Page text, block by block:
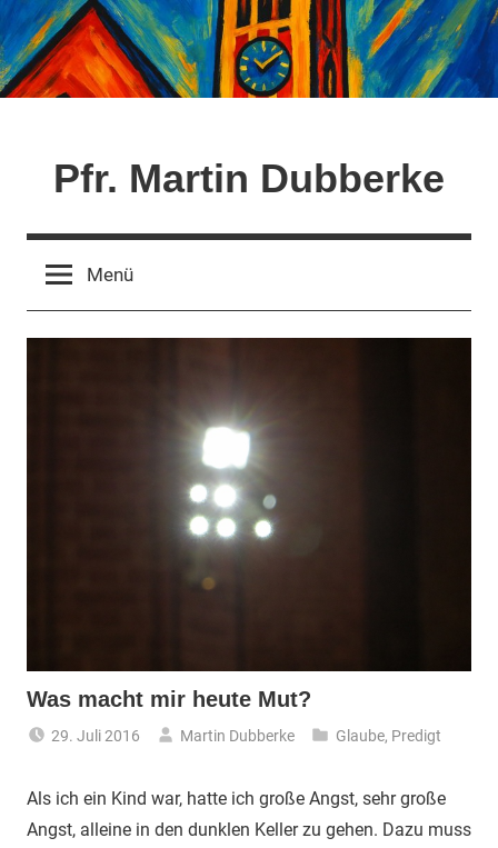
Zum
Inhalt
springen
Pfr. Martin Dubberke
Menü
Was macht mir heute Mut?
29. Juli 2016 Martin Dubberke Glaube, Predigt
Als ich ein Kind war, hatte ich große Angst, sehr große
Angst, alleine in den dunklen Keller zu gehen. Dazu muss